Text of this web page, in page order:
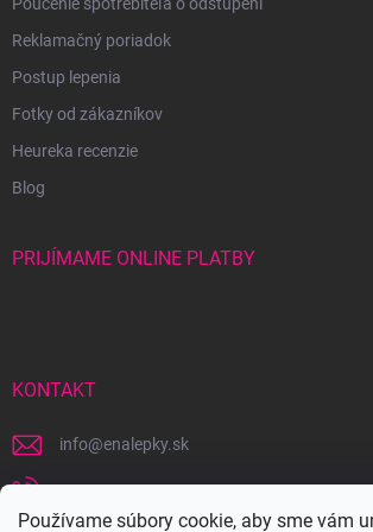
Používame súbory cookie, aby sme vám
Poučenie spotrebiteľa o odstúpení
Reklamačný poriadok
Postup lepenia
Fotky od zákazníkov
Heureka recenzie
Blog
PRIJÍMAME ONLINE PLATBY
KONTAKT
info@enalepky.sk
+421 907 631 143